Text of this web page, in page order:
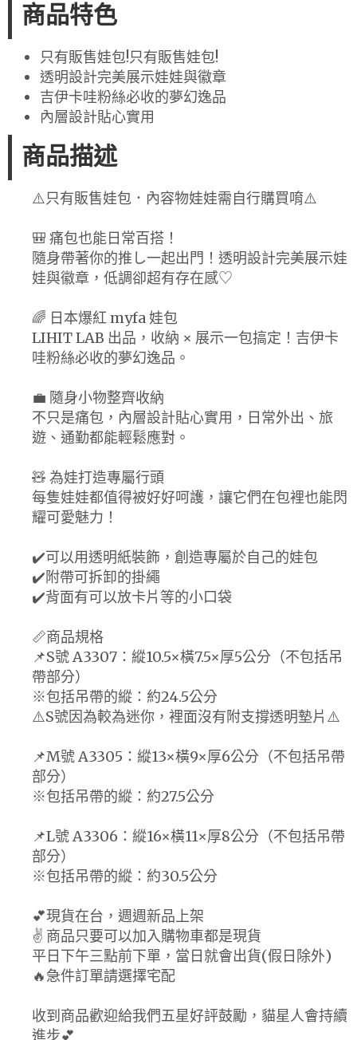
商品特色
只有販售娃包!只有販售娃包!
透明設計完美展示娃娃與徽章
吉伊卡哇粉絲必收的夢幻逸品
內層設計貼心實用
商品描述
⚠️只有販售娃包．內容物娃娃需自行購買唷⚠️
🎒 痛包也能日常百搭！
隨身帶著你的推し一起出門！透明設計完美展示娃
娃與徽章，低調卻超有存在感♡
🌈 日本爆紅 myfa 娃包
LIHIT LAB 出品，收納 × 展示一包搞定！吉伊卡
哇粉絲必收的夢幻逸品。
💼 隨身小物整齊收納
不只是痛包，內層設計貼心實用，日常外出、旅
遊、通勤都能輕鬆應對。
🧸 為娃打造專屬行頭
每隻娃娃都值得被好好呵護，讓它們在包裡也能閃
耀可愛魅力！
✔️可以用透明紙裝飾，創造專屬於自己的娃包
✔️附帶可拆卸的掛繩
✔️背面有可以放卡片等的小口袋
📏商品規格
📌S號 A3307：縱10.5×橫7.5×厚5公分（不包括吊
帶部分）
※包括吊帶的縱：約24.5公分
⚠️S號因為較為迷你，裡面沒有附支撐透明墊片⚠️
📌M號 A3305：縱13×橫9×厚6公分（不包括吊帶
部分）
※包括吊帶的縱：約27.5公分
📌L號 A3306：縱16×橫11×厚8公分（不包括吊帶
部分）
※包括吊帶的縱：約30.5公分
💕現貨在台，週週新品上架
✌ 商品只要可以加入購物車都是現貨
平日下午三點前下單，當日就會出貨(假日除外)
🔥急件訂單請選擇宅配
收到商品歡迎給我們五星好評鼓勵，貓星人會持續
進步💕